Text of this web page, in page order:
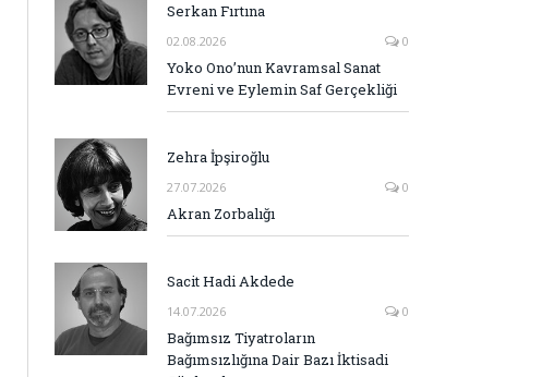
Serkan Fırtına
02.08.2026 0
Yoko Ono’nun Kavramsal Sanat
Evreni ve Eylemin Saf Gerçekliği
Zehra İpşiroğlu
27.07.2026 0
Akran Zorbalığı
Sacit Hadi Akdede
14.07.2026 0
Bağımsız Tiyatroların
Bağımsızlığına Dair Bazı İktisadi